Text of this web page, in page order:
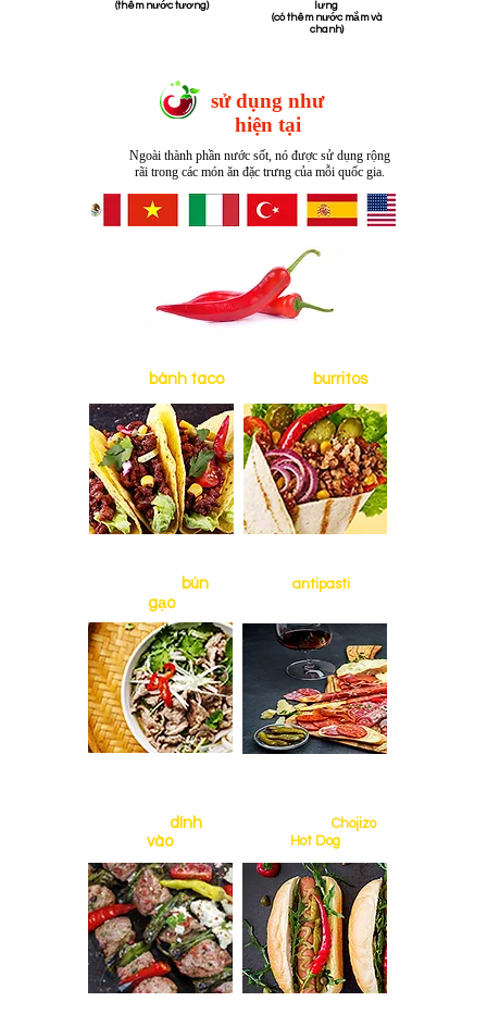
​ (thêm nước tương)
lưng
​ (có thêm nước mắm và
chanh)
sử dụng như
hiện tại
Ngoài thành phần nước sốt, nó được sử dụng rộng
rãi trong các món ăn đặc trưng của mỗi quốc gia.
bánh taco burritos
bún
gạo
antipasti
dính
vào
Chojizo
Hot Dog